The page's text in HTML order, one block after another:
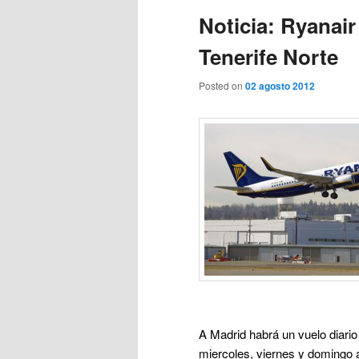
Noticia:
Tenerife Norte
Posted on 02 agosto 2012
A Madrid habrá un vuelo
miercoles, viernes y domingo